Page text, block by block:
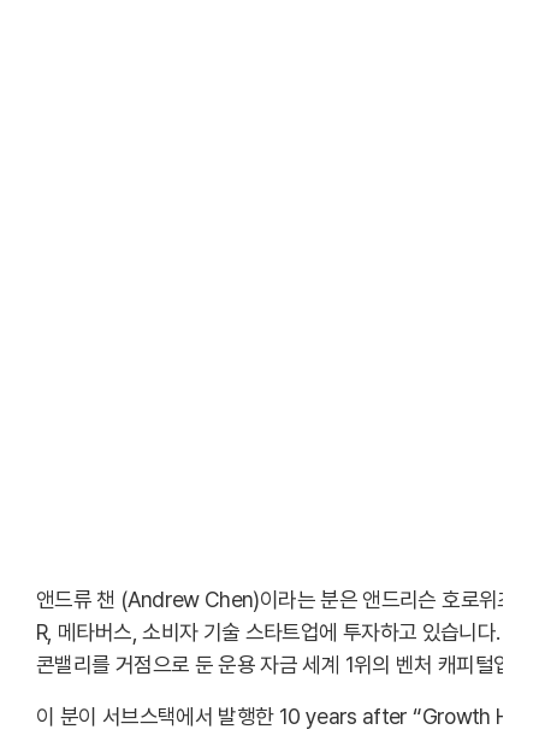
앤드류 챈 (Andrew Chen)이라는 분은 앤드리슨 호로위츠
R, 메타버스, 소비자 기술 스타트업에 투자하고 있습니다.
콘밸리를 거점으로 둔 운용 자금 세계 1위의 벤처 캐피털입니
이 분이 서브스택에서 발행한 10 years after “Growth